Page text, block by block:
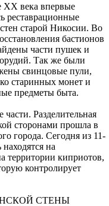
ХХ века впервые
реставрационные
старой Никосии. Во
бастионов
части пушек и
Так же были
свинцовые пули,
старинных монет и
предметы быта.
Разделительная
сторонами прошла в
города. Сегодня из 11-
на
территории киприотов,
контролирует
СТЕНЫ